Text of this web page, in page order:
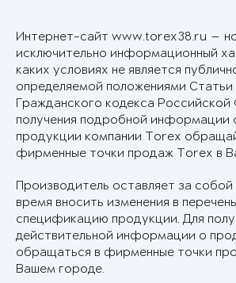
Интернет-сайт www.torex38.ru —
исключительно информационный
каких условиях не является
определяемой положениями Статьи
Гражданского кодекса
получения подробной информации
продукции компании Torex
фирменные точки продаж Torex в
Производитель оставляет за
время вносить изменения в
спецификацию продукции. Для
действительной информации о
обращаться в фирменные точки
Вашем городе.